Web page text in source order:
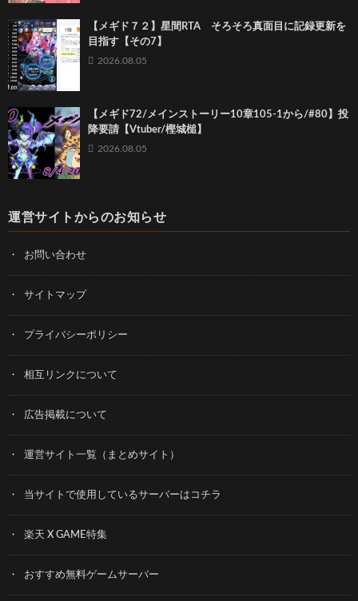
【メギド７２】星間RTA そろそろ真面目に記録更新を
目指す【その7】
2026.08.05
【メギド72/メインストーリー10章105-1から/#80】投
降要請【Vtuber/樫城槌】
2026.08.05
運営サイトからのお知らせ
お問い合わせ
サイトマップ
プライバシーポリシー
相互リンクについて
広告掲載について
運営サイト一覧（まとめサイト）
当サイトで使用しているサーバーはコチラ
楽天 X GAME特集
おすすめ無料ゲームサーバー